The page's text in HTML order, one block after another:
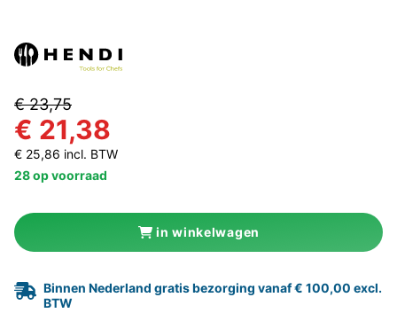
€ 23,75
€ 21,38
€ 25,86 incl. BTW
28 op voorraad
in winkelwagen
Binnen Nederland gratis bezorging vanaf € 100,00 excl.
BTW